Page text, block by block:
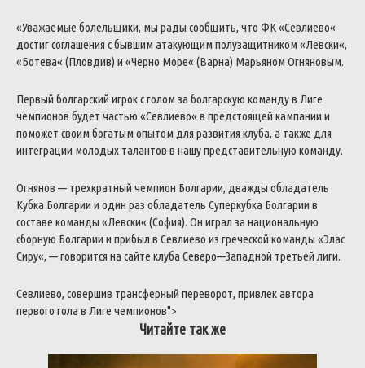
«Уважаемые болельщики, мы рады сообщить, что ФК«Севлиево«
достигсоглашения сбывшим атакующим полузащитником «Левски«,
«Ботева« (Пловдив) и «Черно Море« (Варна) Марьяном Огняновым.
Первый болгарский игроксголом за болгарскую командув Лиге
чемпионов будет частью «Севлиево« в предстоящей кампании и
поможет своим богатым опытом для развития клуба, а также для
интеграции молодых талантов в нашупредставительную команду.
Огнянов — трехкратный чемпион Болгарии, дважды обладатель
Кубка Болгарии и один раз обладатель Суперкубка Болгарии в
составе команды «Левски« (София). Он играл за национальную
сборную Болгарии и прибыл в Севлиево из греческой команды «Элас
Сиру«, —говорится на сайте клуба Северо—Западной третьей лиги.
Севлиево, совершив трансферный переворот, привлекавтора
первого гола в Лиге чемпионов">
Читайте так же